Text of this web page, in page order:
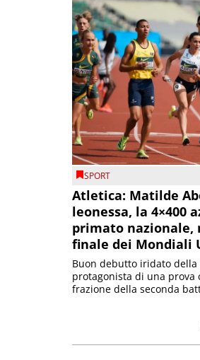
SPORT
Atletica: Matilde
leonessa, la 4×400
primato nazionale,
finale dei Mondiali
Buon debutto iridato della
protagonista di una prova
frazione della seconda